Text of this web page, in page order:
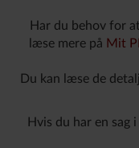
Har du behov for
læse mere på Mit
Du kan læse de
Hvis du har en sag